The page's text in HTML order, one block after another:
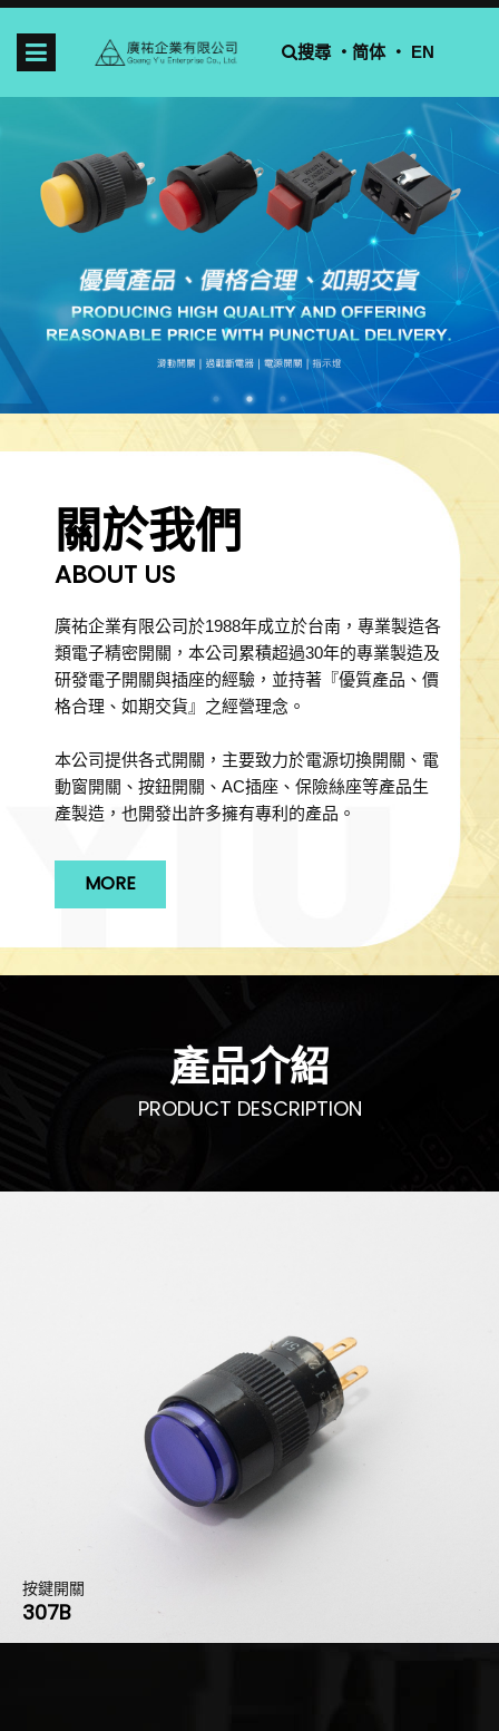
搜尋 ‧ 简体‧ EN
關於我們
ABOUT US
廣祐企業有限公司於1988年成立於台南，專業製造各
類電子精密開關，本公司累積超過30年的專業製造及
研發電子開關與插座的經驗，並持著『優質產品、價
格合理、如期交貨』之經營理念。
本公司提供各式開關，主要致力於電源切換開關、電
動窗開關、按鈕開關、AC插座、保險絲座等產品生
產製造，也開發出許多擁有專利的產品。
MORE
產品介紹
PRODUCT DESCRIPTION
按鍵開關
307B